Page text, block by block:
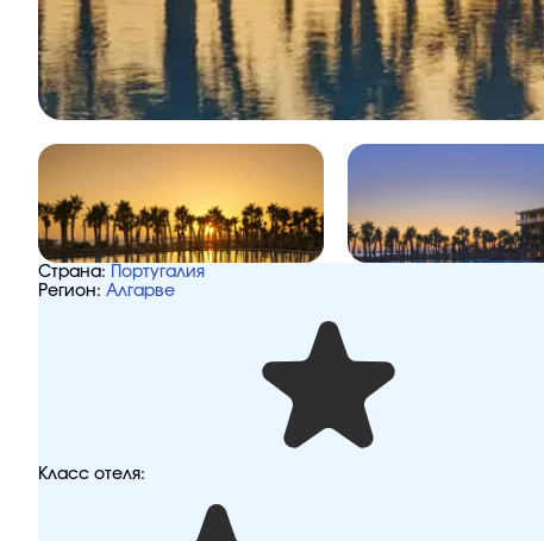
Страна:
Португалия
Регион: Алгарве
Класс отеля: